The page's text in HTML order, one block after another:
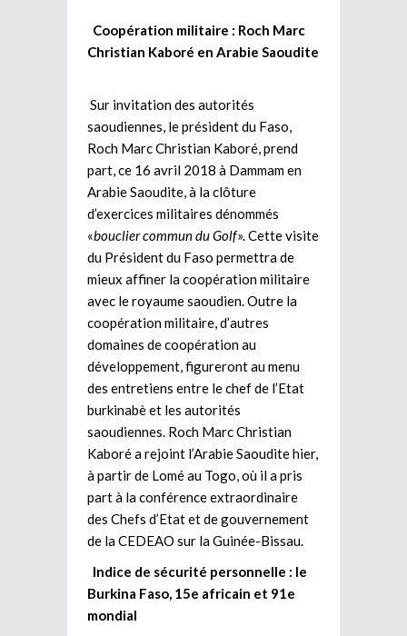
Coopération militaire : Roch Marc
Christian Kaboré en Arabie Saoudite
Sur invitation des autorités
saoudiennes, le président du Faso,
Roch Marc Christian Kaboré, prend
part, ce 16 avril 2018 à Dammam en
Arabie Saoudite, à la clôture
d’exercices militaires dénommés
«bouclier commun du Golf». Cette visite
du Président du Faso permettra de
mieux affiner la coopération militaire
avec le royaume saoudien. Outre la
coopération militaire, d’autres
domaines de coopération au
développement, figureront au menu
des entretiens entre le chef de l’Etat
burkinabè et les autorités
saoudiennes. Roch Marc Christian
Kaboré a rejoint l’Arabie Saoudite hier,
à partir de Lomé au Togo, où il a pris
part à la conférence extraordinaire
des Chefs d’Etat et de gouvernement
de la CEDEAO sur la Guinée-Bissau.
Indice de sécurité personnelle : le
Burkina Faso, 15e africain et 91e
mondial